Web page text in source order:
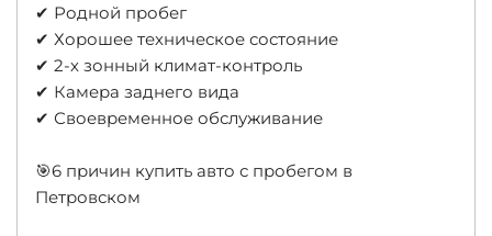
✔ Родной пробег
✔ Хорошее техническое состояние
✔ 2-х зонный климат-контроль
✔ Камера заднего вида
✔ Своевременное обслуживание
🎯6 причин купить авто с пробегом в
Петровском